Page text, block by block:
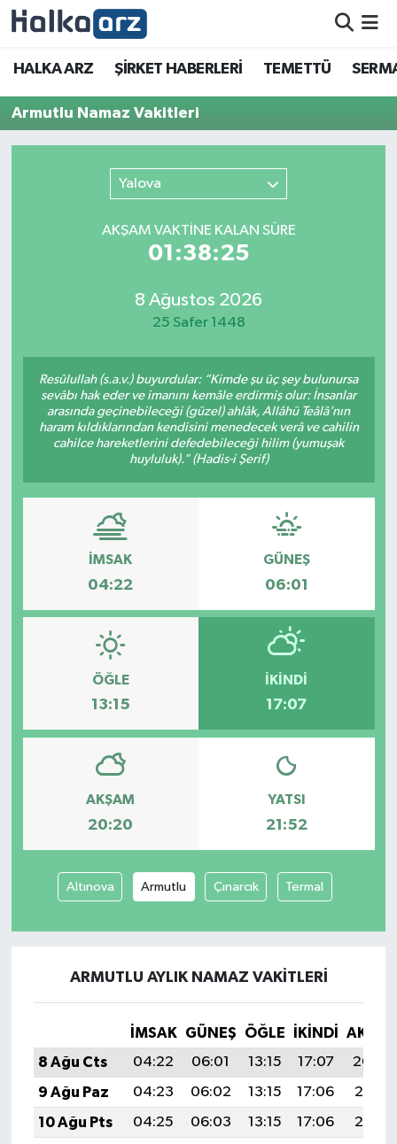
HALKA ARZ ŞİRKET HABERLERİ TEMETTÜ
Armutlu Namaz Vakitleri
Yalova
AKŞAM VAKTİNE KALAN SÜRE
01:38:25
8 Ağustos 2026
25 Safer 1448
Resûlullah (s.a.v.) buyurdular: “Kimde şu üç şey bulunursa
sevâbı hak eder ve imanını kemâle erdirmiş olur: İnsanlar
arasında geçinebileceği (güzel) ahlâk, Allâhü Teâlâ’nın
haram kıldıklarından kendisini menedecek verâ ve cahilin
cahilce hareketlerini defedebileceği hilim (yumuşak
huyluluk).” (Hadis-i Şerif)
İMSAK
04:22
GÜNEŞ
06:01
ÖĞLE
13:15
İKINDI
17:07
AKŞAM
20:20
YATSI
21:52
Altınova Armutlu Çınarcık Termal
ARMUTLU AYLIK NAMAZ VAKITLERI
İMSAK GÜNEŞ ÖĞLE İKINDI
8 Ağu Cts
04:22 06:01 13:15 17:07
20:20
9 Ağu Paz
04:23 06:02 13:15 17:06
20:18
10 Ağu Pts
04:25 06:03 13:15 17:06
20:17
HALKA ARZ
SERMAYE ARTIRIMI
TEMETTÜ